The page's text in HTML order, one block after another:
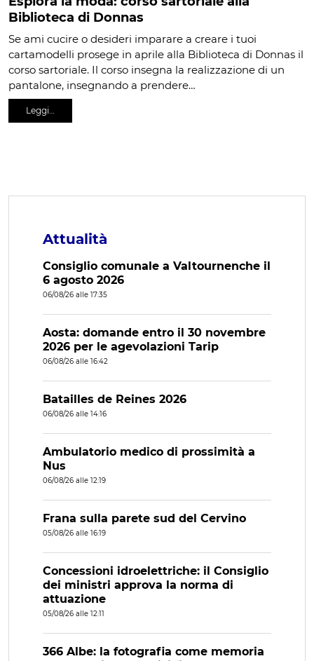
Biblioteca di Donnas
Se ami cucire o desideri imparare a creare i tuoi
cartamodelli prosege in aprile alla Biblioteca di Donnas il
corso sartoriale. Il corso insegna la realizzazione di un
pantalone, insegnando a prendere…
Leggi…
Attualità
Consiglio comunale a Valtournenche il
6 agosto 2026
06/08/26 alle 17:35
Aosta: domande entro il 30 novembre
2026 per le agevolazioni Tarip
06/08/26 alle 16:42
Batailles de Reines 2026
06/08/26 alle 14:16
Ambulatorio medico di prossimità a
Nus
06/08/26 alle 12:19
Frana sulla parete sud del Cervino
05/08/26 alle 16:19
Concessioni idroelettriche: il Consiglio
dei ministri approva la norma di
attuazione
05/08/26 alle 12:11
366 Albe: la fotografia come memoria